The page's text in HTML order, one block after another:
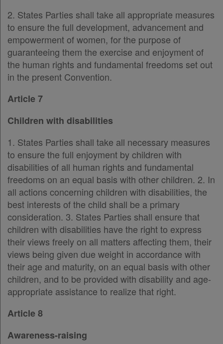
2. States Parties shall take all appropriate measures
to ensure the full development, advancement and
empowerment of women, for the purpose of
guaranteeing them the exercise and enjoyment of
the human rights and fundamental freedoms set out
in the present Convention.
Article 7
Children with disabilities
1. States Parties shall take all necessary measures
to ensure the full enjoyment by children with
disabilities of all human rights and fundamental
freedoms on an equal basis with other children. 2. In
all actions concerning children with disabilities, the
best interests of the child shall be a primary
consideration. 3. States Parties shall ensure that
children with disabilities have the right to express
their views freely on all matters affecting them, their
views being given due weight in accordance with
their age and maturity, on an equal basis with other
children, and to be provided with disability and age-
appropriate assistance to realize that right.
Article 8
Awareness-raising